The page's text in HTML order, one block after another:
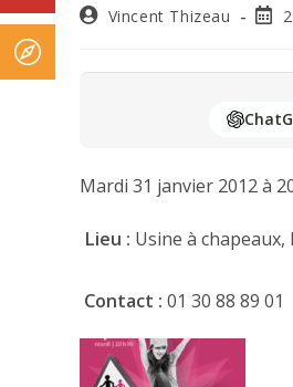
Vincent Thizeau
Mardi 31 janvier 2012 à
Lieu : Usine à chapeaux,
Contact : 01 30 88 89 01